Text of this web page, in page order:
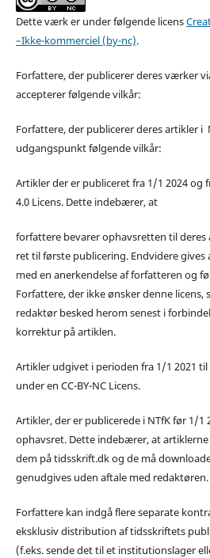
Dette værk er under følgende licens
–Ikke-kommerciel (by-nc).
Forfattere, der publicerer deres værker
accepterer følgende vilkår:
Forfattere, der publicerer deres artikler i
udgangspunkt følgende vilkår:
Artikler der er publiceret fra 1/1 2024 og
4.0 Licens. Dette indebærer, at
forfattere bevarer ophavsretten til
ret til første publicering. Endvidere
med en anerkendelse af forfatteren og
Forfattere, der ikke ønsker denne licens,
redaktør besked herom senest i
korrektur på artiklen.
Artikler udgivet i perioden fra 1/1 2021
under en CC-BY-NC Licens.
Artikler, der er publicerede i NTfK før 1/1
ophavsret. Dette indebærer, at
dem på tidsskrift.dk og de må
genudgives uden aftale med redaktøren.
Forfattere kan indgå flere separate
eksklusiv distribution af tidsskriftets
(f.eks. sende det til et institutionslager